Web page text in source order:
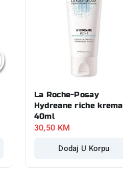
La Roche-Posay
Hydreane riche krema
40ml
30,50 KM
Dodaj U Korpu